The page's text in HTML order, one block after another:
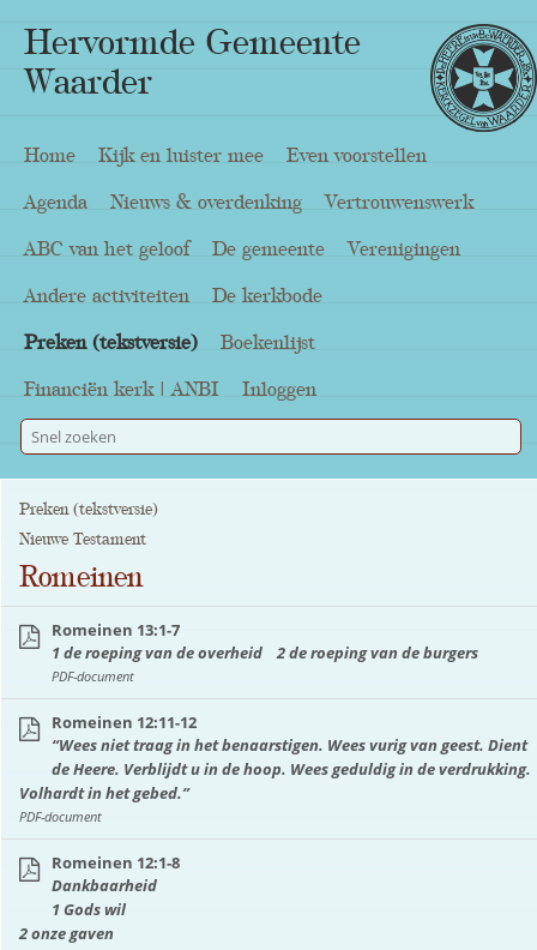
Hervormde Gemeente
Waarder
Home Kijk en luister mee Even voorstellen
Agenda Nieuws & overdenking Vertrouwenswerk
ABC van het geloof De gemeente Verenigingen
Andere activiteiten De kerkbode
Preken (tekstversie) Boekenlijst
Financiën kerk | ANBI Inloggen
Preken (tekstversie)
Nieuwe Testament
Romeinen
Romeinen 13:1-7
1 de roeping van de overheid 2 de roeping van de burgers
PDF-document
Romeinen 12:11-12
“Wees niet traag in het benaarstigen. Wees vurig van geest. Dient
de Heere. Verblijdt u in de hoop. Wees geduldig in de verdrukking.
Volhardt in het gebed.”
PDF-document
Romeinen 12:1-8
Dankbaarheid
1 Gods wil
2 onze gaven